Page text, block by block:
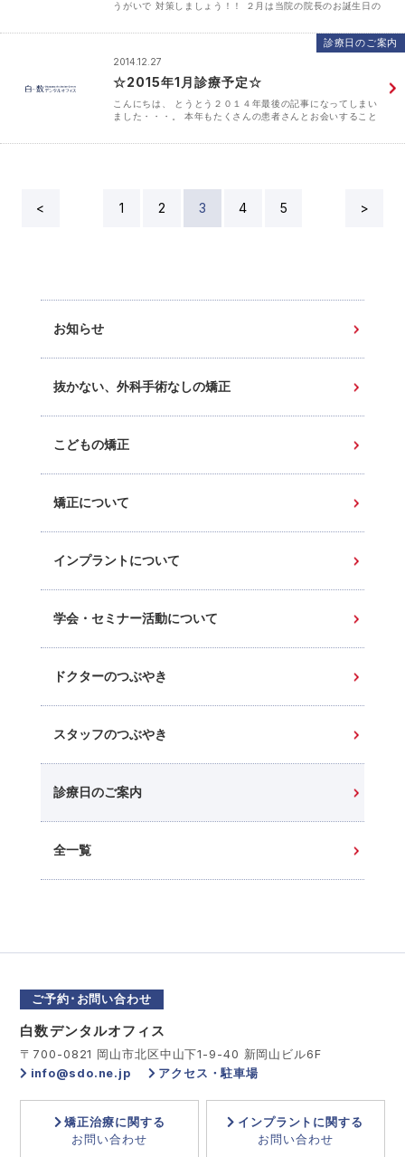
うがいで 対策しましょう！！ ２月は当院の院長のお誕生日の
と言う 院長でいてもらいたいですね♪ 今月は通常通･･･
2014.12.27
☆2015年1月診療予定☆
こんにちは、 とうとう２０１４年最後の記事になってしまい
ました・・・。 本年もたくさんの患者さんとお会いすること
れ、当院でお伝えした歯磨き・歯間ブラシを使っての ･･･
診療日のご案内
< 1 2 3 4 5 >
お知らせ
抜かない、外科手術なしの矯正
こどもの矯正
矯正について
インプラントについて
学会・セミナー活動について
ドクターのつぶやき
スタッフのつぶやき
診療日のご案内
全一覧
ご予約･お問い合わせ
白数デンタルオフィス
〒700-0821 岡山市北区中山下1-9-40 新岡山ビル6F
info@sdo.ne.jp
アクセス・駐車場
矯正治療に関する
お問い合わせ
インプラントに関する
お問い合わせ